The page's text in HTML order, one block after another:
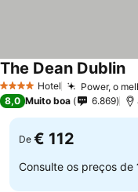
4 EstrelasHotel Power, o
The Dean Dublin
8,0 Muito boa 6.869
De € 112
Consulte os preços de